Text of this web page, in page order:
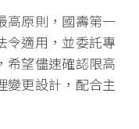
高原則，國壽第一
令適用，並委託專
希望儘速確認限高
變更設計，配合主